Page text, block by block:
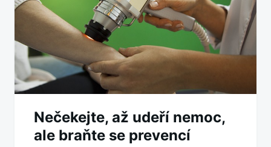
Nečekejte, až udeří nemoc,
ale braňte se prevencí